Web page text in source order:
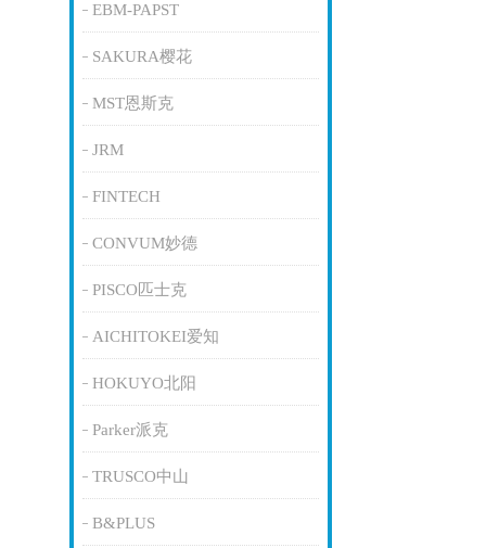
EBM-PAPST
SAKURA樱花
MST恩斯克
JRM
FINTECH
CONVUM妙德
PISCO匹士克
AICHITOKEI爱知
HOKUYO北阳
Parker派克
TRUSCO中山
B&PLUS